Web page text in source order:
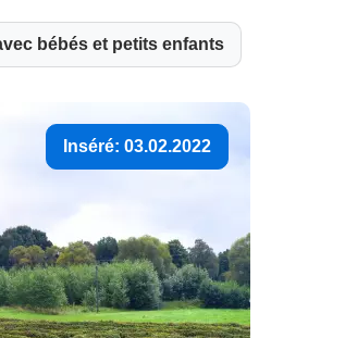
bébés et petits enfants
Inséré: 03.02.2022